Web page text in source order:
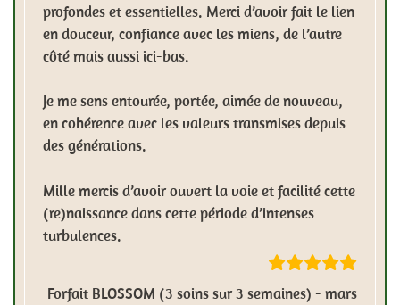
profondes et essentielles. Merci d’avoir fait le lien
en douceur, confiance avec les miens, de l’autre
côté mais aussi ici-bas.
Je me sens entourée, portée, aimée de nouveau,
en cohérence avec les valeurs transmises depuis
des générations.
Mille mercis d’avoir ouvert la voie et facilité cette
(re)naissance dans cette période d’intenses
turbulences.
Forfait BLOSSOM (3 soins sur 3 semaines) - mars